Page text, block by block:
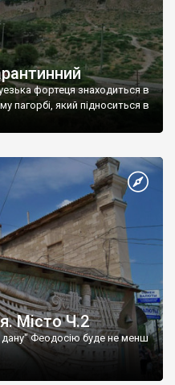
фортеця знаходиться в
пагорбі, який підноситься в
Місто Ч.2
дану" Феодосію буде не менш